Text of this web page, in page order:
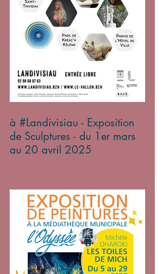
à #Landivisiau - Exposition
de Sculptures - du 1er mars
au 20 avril 2025